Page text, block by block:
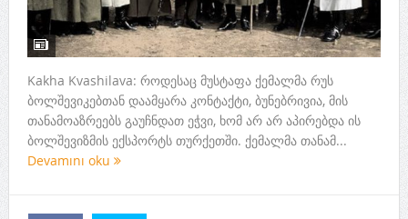
Kakha Kvashilava: როდესაც მუსტაფა ქემალმა რუს
ბოლშევიკებთან დაამყარა კონტაქტი, ბუნებრივია, მის
თანამოაზრეებს გაუჩნდათ ეჭვი, ხომ არ არ აპირებდა ის
ბოლშევიზმის ექსპორტს თურქეთში. ქემალმა თანამ...
Devamını oku